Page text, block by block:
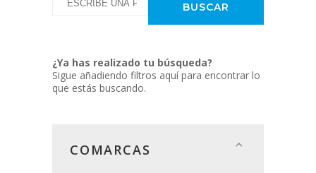
¿Ya has realizado tu búsqueda?
Sigue añadiendo filtros aquí para encontrar lo
que estás buscando.
COMARCAS